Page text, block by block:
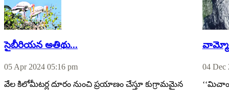
సైబీరియన అతిథు...
05 Apr 2024 05:16 pm
వేల కిలోమీటర్ల దూరం నుంచి ప్రయాణం చేస్తూ కుగ్రామమైన
వామ్మో
04 Dec